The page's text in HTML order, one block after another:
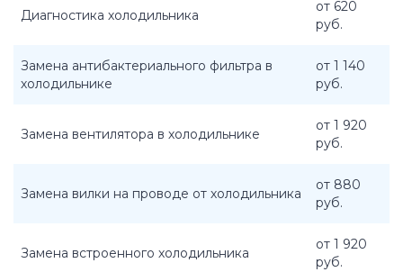
Диагностика холодильника
от 620
руб.
Замена антибактериального фильтра в
холодильнике
от 1 140
руб.
Замена вентилятора в холодильнике
от 1 920
руб.
Замена вилки на проводе от холодильника
от 880
руб.
Замена встроенного холодильника
от 1 920
руб.